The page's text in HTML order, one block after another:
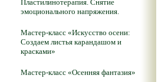
Пластилинотерапия. Снятие
эмоционального напряжения.
Мастер-класс «Искусство осени:
Создаем листья карандашом и
красками»
Мастер-класс «Осенняя фантазия»